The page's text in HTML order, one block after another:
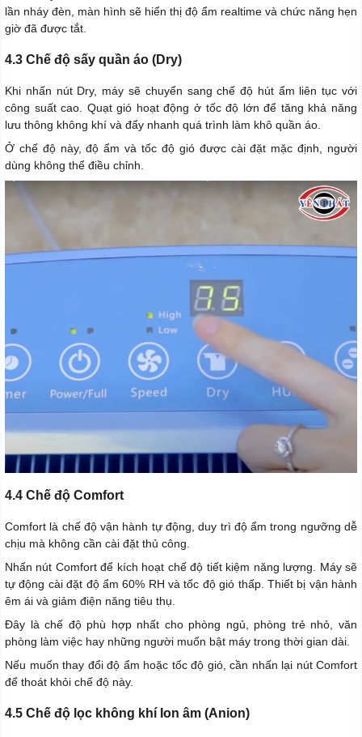
lần nháy đèn, màn hình sẽ hiển thị độ ẩm realtime và chức năng hẹn
giờ đã được tắt.
4.3 Chế độ sấy quần áo (Dry)
Khi nhấn nút Dry, máy sẽ chuyển sang chế độ hút ẩm liên tục với
công suất cao. Quạt gió hoạt động ở tốc độ lớn để tăng khả năng
lưu thông không khí và đẩy nhanh quá trình làm khô quần áo.
Ở chế độ này, độ ẩm và tốc độ gió được cài đặt mặc định, người
dùng không thể điều chỉnh.
4.4 Chế độ Comfort
Comfort là chế độ vận hành tự động, duy trì độ ẩm trong ngưỡng dễ
chịu mà không cần cài đặt thủ công.
Nhấn nút Comfort để kích hoạt chế độ tiết kiệm năng lượng. Máy sẽ
tự động cài đặt độ ẩm 60% RH và tốc độ gió thấp. Thiết bị vận hành
êm ái và giảm điện năng tiêu thụ.
Đây là chế độ phù hợp nhất cho phòng ngủ, phòng trẻ nhỏ, văn
phòng làm việc hay những người muốn bật máy trong thời gian dài.
Nếu muốn thay đổi độ ẩm hoặc tốc độ gió, cần nhấn lại nút Comfort
để thoát khỏi chế độ này.
4.5 Chế độ lọc không khí Ion âm (Anion)